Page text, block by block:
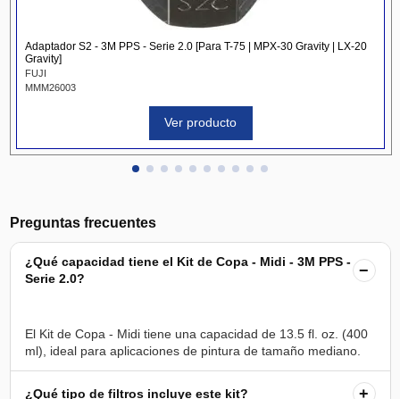
Adaptador S2 - 3M PPS - Serie 2.0 [Para T-75 | MPX-30 Gravity | LX-20
Gravity]
FUJI
MMM26003
Ver producto
Preguntas frecuentes
¿Qué capacidad tiene el Kit de Copa - Midi - 3M PPS -
Serie 2.0?
−
El Kit de Copa - Midi tiene una capacidad de 13.5 fl. oz. (400
¿Qué tipo de filtros incluye este kit? +